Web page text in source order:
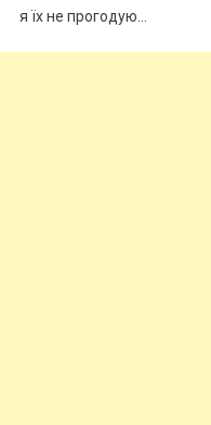
я їх не прогодую…